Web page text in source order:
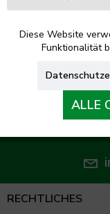
mit.
WIR
RECHTLICHES
Diese Website
Funktionalität
ALLE